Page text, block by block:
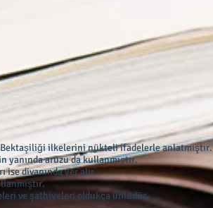
Bektaşiliği ilkelerini nükteli ifadelerle anlatmıştır.
yanında aruzu da kullanmıştır.
ise divanında yer alır.
ve şathiyeleri oldukça ünlüdür.